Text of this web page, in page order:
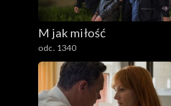
M jak miłość
odc. 1340